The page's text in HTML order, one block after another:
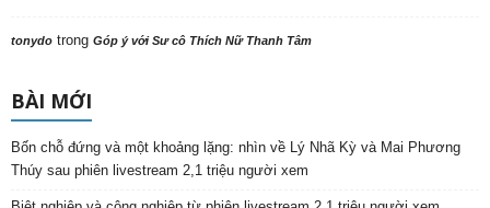
tonydo trong Góp ý với Sư cô Thích Nữ Thanh Tâm
BÀI MỚI
Bốn chỗ đứng và một khoảng lặng: nhìn về Lý Nhã Kỳ và Mai Phương
Thúy sau phiên livestream 2,1 triệu người xem